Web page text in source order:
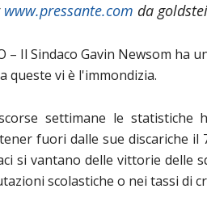
www.pressante.com da
– Il Sindaco Gavin Newsom
queste vi è l'immondizia.
settimane le statistiche
fuori dalle sue discariche
si vantano delle vittorie delle
scolastiche o nei tassi di